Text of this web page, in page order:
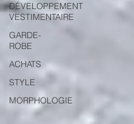
DÉVELOPPEMENT
VESTIMENTAIRE
GARDE-
ROBE
ACHATS
STYLE
MORPHOLOGIE